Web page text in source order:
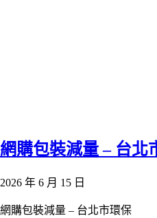
網購包裝減量 – 台北
2026 年 6 月 15 日
網購包裝減量 – 台北市環保